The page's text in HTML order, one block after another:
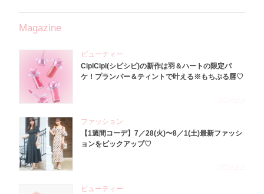
Magazine
ビューティー
CipiCipi(シピシピ)の新作は羽＆ハートの限定パ
ケ！プランパー＆ティントで叶える※もちぷる唇♡
ファッション
【1週間コーデ】7／28(火)〜8／1(土)最新ファッシ
ョンをピックアップ♡
ビューティー